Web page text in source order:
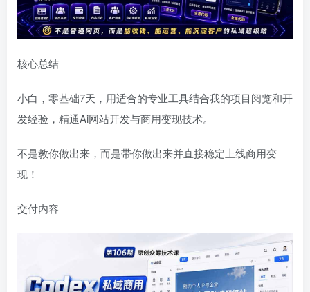
核心总结
小白，零基础7天，用适合的专业工具结合我的项目阅览和开
发经验，精通Ai网站开发与商用变现技术。
不是教你做出来，而是带你做出来并直接稳定上线商用变
现！
交付内容